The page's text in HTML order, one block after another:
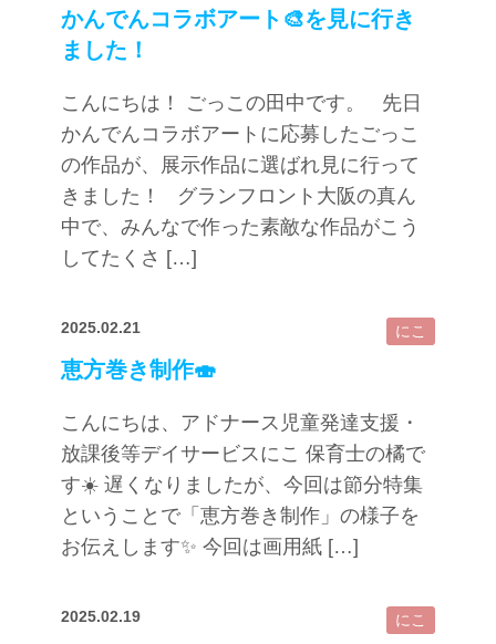
かんでんコラボアート🎨を見に行き
ました！
こんにちは！ ごっこの田中です。 先日
かんでんコラボアートに応募したごっこ
の作品が、展示作品に選ばれ見に行って
きました！ グランフロント大阪の真ん
中で、みんなで作った素敵な作品がこう
してたくさ […]
2025.02.21 にこ
恵方巻き制作🍣
こんにちは、アドナース児童発達支援・
放課後等デイサービスにこ 保育士の橘で
す☀️ 遅くなりましたが、今回は節分特集
ということで「恵方巻き制作」の様子を
お伝えします✨ 今回は画用紙 […]
2025.02.19 にこ